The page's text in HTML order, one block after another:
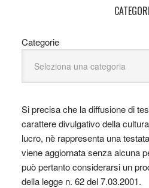
Categorie
Si precisa che la diffusione di
carattere divulgativo della
lucro, nè rappresenta una
viene aggiornata senza alcuna
può pertanto considerarsi un
della legge n. 62 del 7.03.2001.